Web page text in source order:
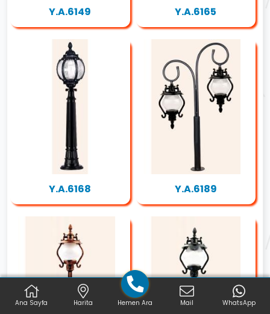
Y.A.6149 Y.A.6165
Y.A.6168 Y.A.6189
Ana Sayfa Harita Hemen Ara Mail WhatsApp